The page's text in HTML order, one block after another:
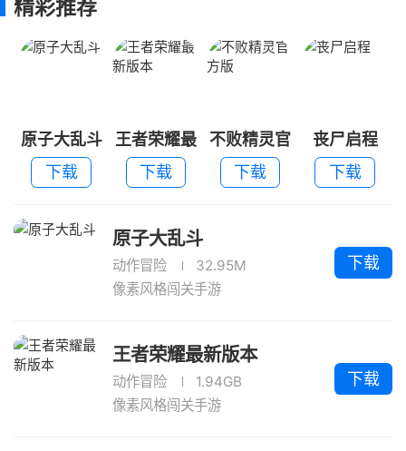
精彩推荐
原子大乱斗
下载
王者荣耀最
新版本
下载
不败精灵官
方版
下载
丧尸启程
下载
原子大乱斗
动作冒险
32.95M
像素风格闯关手游
下载
王者荣耀最新版本
动作冒险
1.94GB
像素风格闯关手游
下载